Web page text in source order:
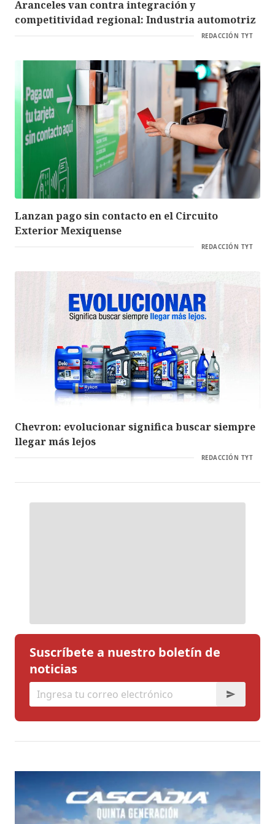
Aranceles van contra integración y
competitividad regional: Industria automotriz
REDACCIÓN TYT
Lanzan pago sin contacto en el Circuito
Exterior Mexiquense
REDACCIÓN TYT
Chevron: evolucionar significa buscar siempre
llegar más lejos
REDACCIÓN TYT
Suscríbete a nuestro boletín de
noticias